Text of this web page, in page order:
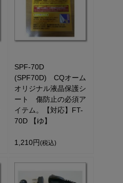
SPF-70D
(SPF70D) CQオーム
オリジナル液晶保護シ
ート 傷防止の必須ア
イテム。【対応】FT-
70D 【ゆ】
1,210円 (税込)